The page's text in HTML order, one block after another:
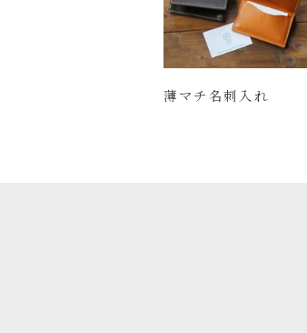
薄マチ名刺入れ